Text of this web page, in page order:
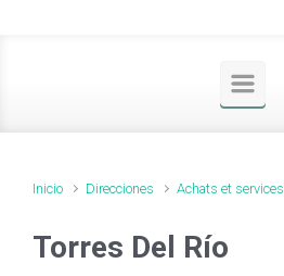
Inicio Direcciones Achats et services
Torres Del Río